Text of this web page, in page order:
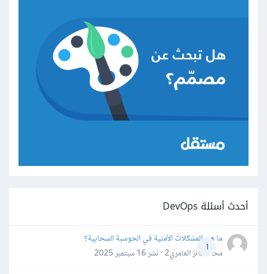
أحدث أسئلة DevOps
1
ما هي المشكلات الأمنية في الحوسبة السحابية؟
محمد فائز العامري2 · نشر
16 سبتمبر 2025